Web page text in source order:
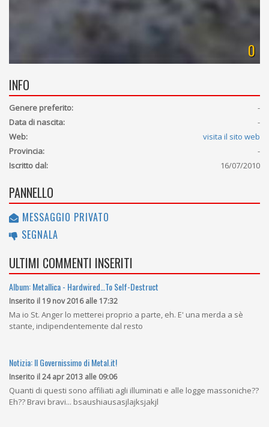
0
INFO
Genere preferito:
-
Data di nascita:
-
Web:
visita il sito web
Provincia:
-
Iscritto dal:
16/07/2010
PANNELLO
MESSAGGIO PRIVATO
SEGNALA
ULTIMI COMMENTI INSERITI
Album: Metallica - Hardwired…To Self-Destruct
Inserito il 19 nov 2016 alle 17:32
Ma io St. Anger lo metterei proprio a parte, eh. E' una merda a sè
stante, indipendentemente dal resto
Notizia: Il Governissimo di Metal.it!
Inserito il 24 apr 2013 alle 09:06
Quanti di questi sono affiliati agli illuminati e alle logge massoniche??
Eh?? Bravi bravi... bsaushiausasjlajksjakjl